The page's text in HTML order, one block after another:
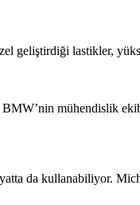
lastikler,
mühendislik
da kullanabiliyor.